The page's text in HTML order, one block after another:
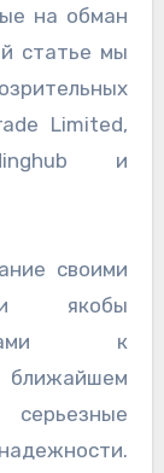
на обман
статье мы
Limited,
и
своими
и якобы
к